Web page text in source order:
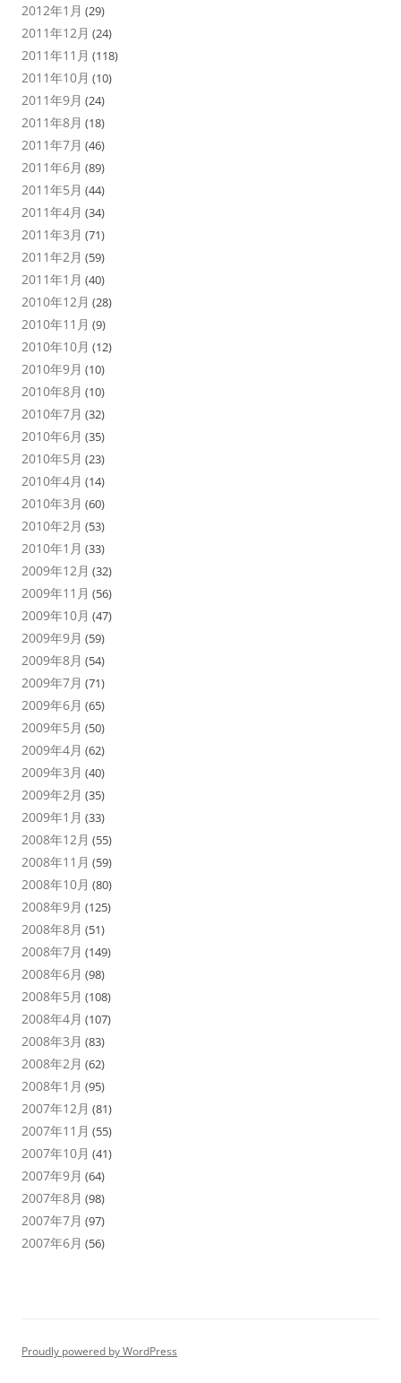
2012年1月 (29)
2011年12月 (24)
2011年11月 (118)
2011年10月 (10)
2011年9月 (24)
2011年8月 (18)
2011年7月 (46)
2011年6月 (89)
2011年5月 (44)
2011年4月 (34)
2011年3月 (71)
2011年2月 (59)
2011年1月 (40)
2010年12月 (28)
2010年11月 (9)
2010年10月 (12)
2010年9月 (10)
2010年8月 (10)
2010年7月 (32)
2010年6月 (35)
2010年5月 (23)
2010年4月 (14)
2010年3月 (60)
2010年2月 (53)
2010年1月 (33)
2009年12月 (32)
2009年11月 (56)
2009年10月 (47)
2009年9月 (59)
2009年8月 (54)
2009年7月 (71)
2009年6月 (65)
2009年5月 (50)
2009年4月 (62)
2009年3月 (40)
2009年2月 (35)
2009年1月 (33)
2008年12月 (55)
2008年11月 (59)
2008年10月 (80)
2008年9月 (125)
2008年8月 (51)
2008年7月 (149)
2008年6月 (98)
2008年5月 (108)
2008年4月 (107)
2008年3月 (83)
2008年2月 (62)
2008年1月 (95)
2007年12月 (81)
2007年11月 (55)
2007年10月 (41)
2007年9月 (64)
2007年8月 (98)
2007年7月 (97)
2007年6月 (56)
Proudly powered by WordPress